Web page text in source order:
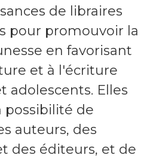
de libraires
pour promouvoir la
en favorisant
et à l'écriture
adolescents. Elles
possibilité de
auteurs, des
des éditeurs, et de